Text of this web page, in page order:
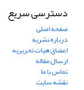
دسترسی سریع
صفحه اصلی
درباره نشریه
اعضای هیات تحریریه
ارسال مقاله
تماس با ما
نقشه سایت